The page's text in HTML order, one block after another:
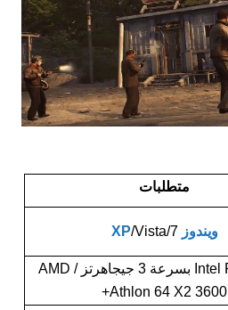
متطلبات
ويندوز XP/Vista/7
Intel Pentium D بسرعة 3 جيجاهرتز / AMD
Athlon 64 X2 3600+